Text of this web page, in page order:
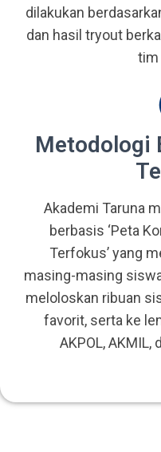
dilakukan
dan hasil tryout
tim
Metodologi
Akademi Taruna
berbasis ‘Peta
Terfokus’ yang
masing-masing
meloloskan ribuan
favorit, serta ke
AKPOL, AKMIL,